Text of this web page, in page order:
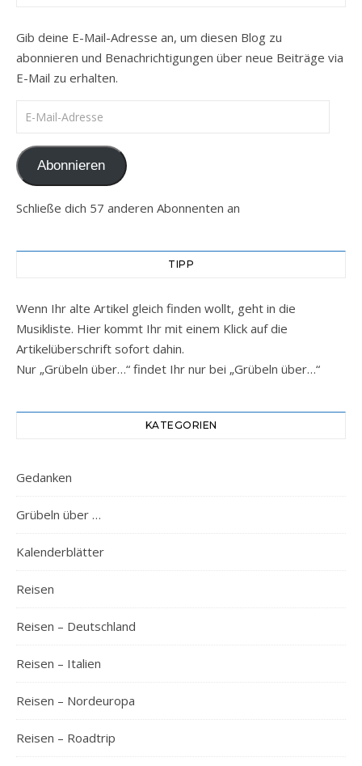
Gib deine E-Mail-Adresse an, um diesen Blog zu
abonnieren und Benachrichtigungen über neue Beiträge via
E-Mail zu erhalten.
E-Mail-Adresse
Abonnieren
Schließe dich 57 anderen Abonnenten an
TIPP
Wenn Ihr alte Artikel gleich finden wollt, geht in die
Musikliste. Hier kommt Ihr mit einem Klick auf die
Artikelüberschrift sofort dahin.
Nur „Grübeln über…“ findet Ihr nur bei „Grübeln über…“
KATEGORIEN
Gedanken
Grübeln über …
Kalenderblätter
Reisen
Reisen – Deutschland
Reisen – Italien
Reisen – Nordeuropa
Reisen – Roadtrip